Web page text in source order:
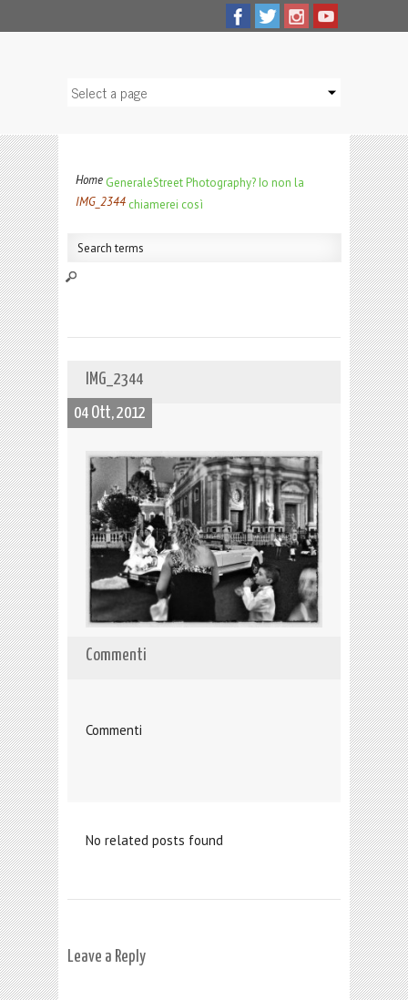
Home GeneraleStreet Photography? Io non la
chiamerei così
IMG_2344
IMG_2344
04 Ott, 2012
Commenti
Commenti
No related posts found
Leave a Reply